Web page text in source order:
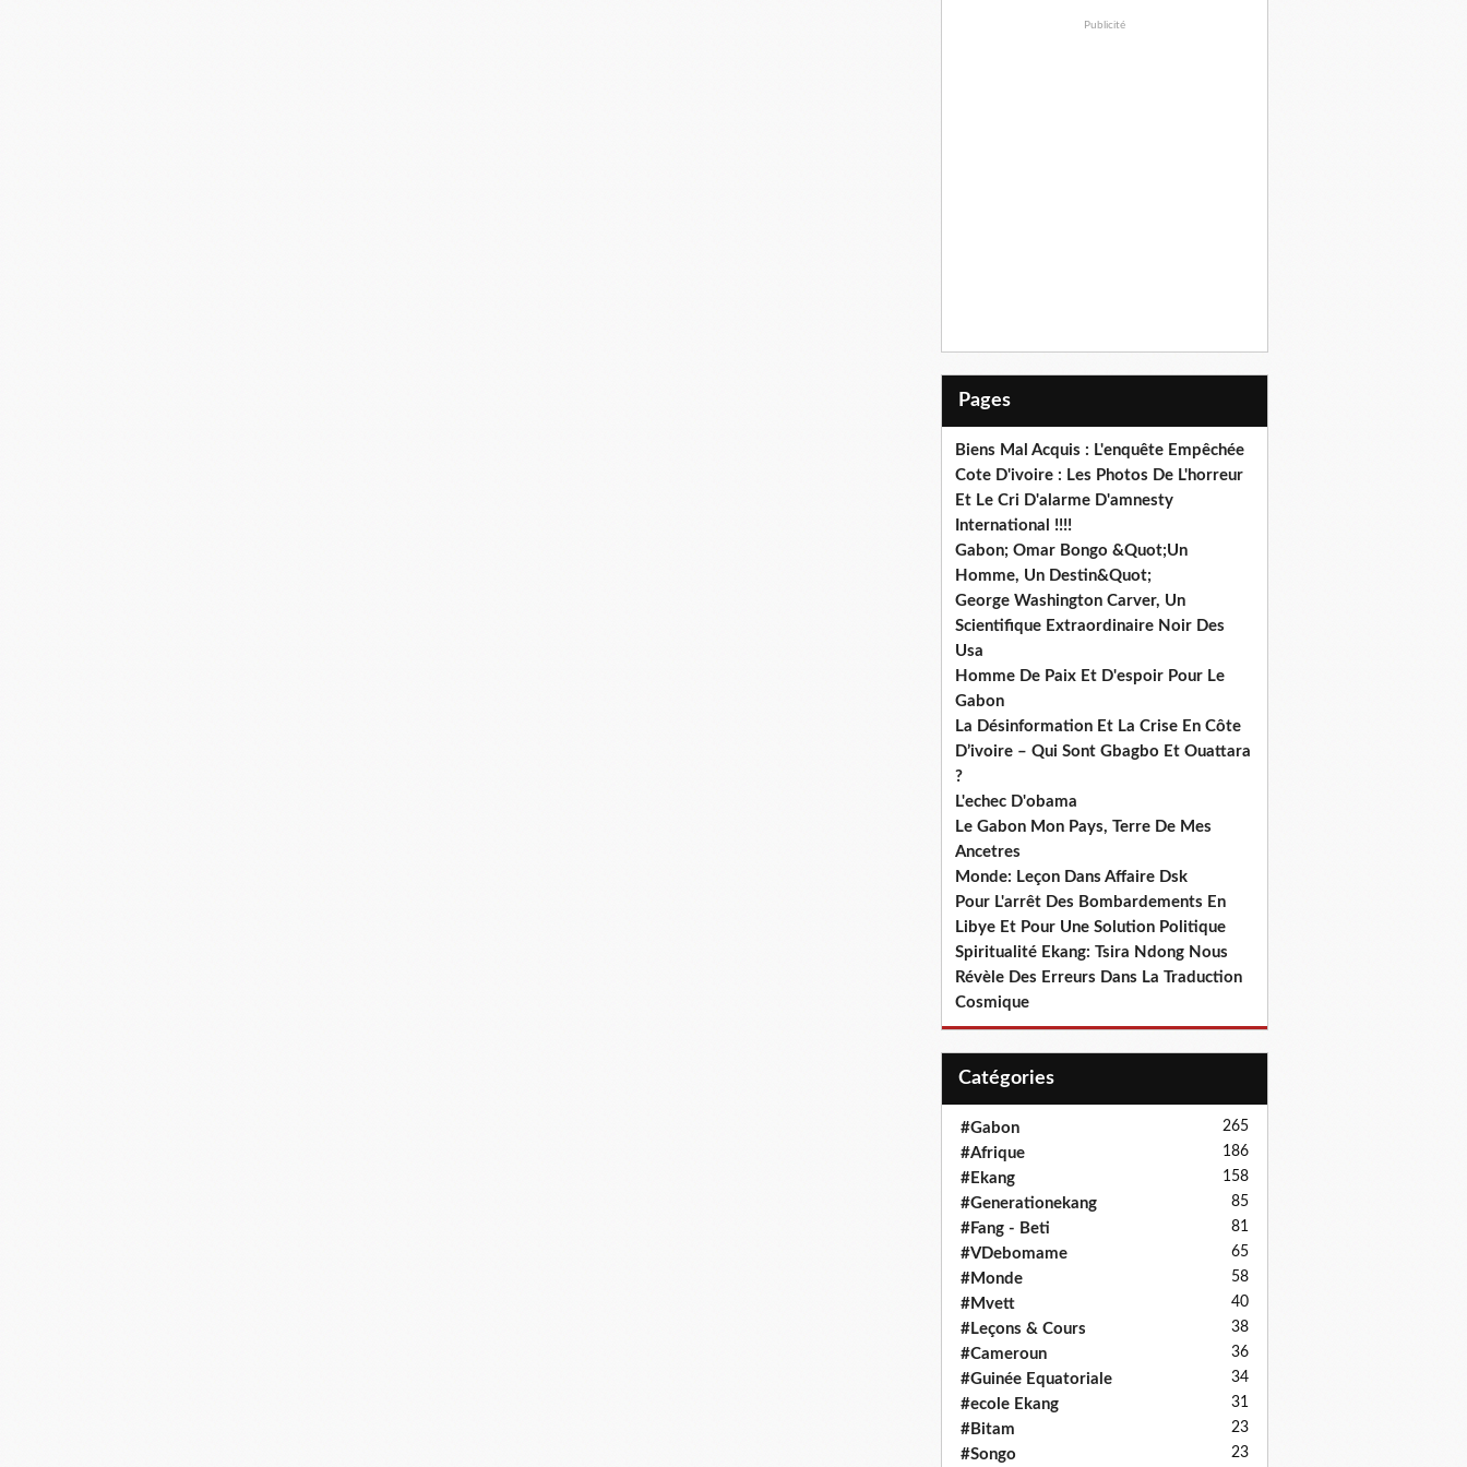
Publicité
Pages
Biens Mal Acquis : L'enquête Empêchée
Cote D'ivoire : Les Photos De L'horreur
Et Le Cri D'alarme D'amnesty
International !!!!
Gabon; Omar Bongo &Quot;Un
Homme, Un Destin&Quot;
George Washington Carver, Un
Scientifique Extraordinaire Noir Des
Usa
Homme De Paix Et D'espoir Pour Le
Gabon
La Désinformation Et La Crise En Côte
D’ivoire – Qui Sont Gbagbo Et Ouattara
?
L'echec D'obama
Le Gabon Mon Pays, Terre De Mes
Ancetres
Monde: Leçon Dans Affaire Dsk
Pour L'arrêt Des Bombardements En
Libye Et Pour Une Solution Politique
Spiritualité Ekang: Tsira Ndong Nous
Révèle Des Erreurs Dans La Traduction
Cosmique
Catégories
#Gabon 265
#Afrique 186
#Ekang 158
#Generationekang 85
#Fang - Beti 81
#VDebomame 65
#Monde 58
#Mvett 40
#Leçons & Cours 38
#Cameroun 36
#Guinée Equatoriale 34
#ecole Ekang 31
#Bitam 23
#Songo 23